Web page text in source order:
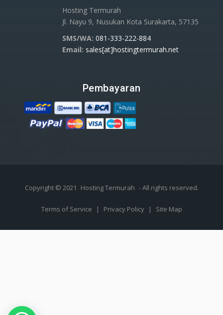
Hosting Termurah
Jl. Nayu 9, Nusukan Kota Surakarta, 57135
SMS/WA: 081-333-222-884
Email: sales[at]hostingtermurah.net
Pembayaran
Copyright © 2021 Hosting Termurah - All rights reserved.
Terms of Service | Privacy Policy | Site Map